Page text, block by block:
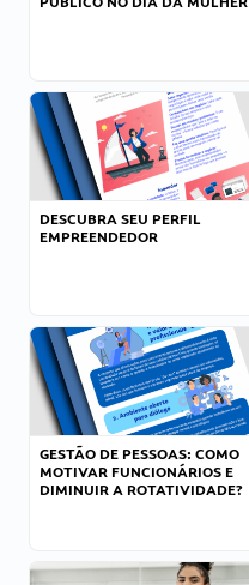
DESCUBRA SEU PERFIL
EMPREENDEDOR
GESTÃO DE PESSOAS: COMO
MOTIVAR FUNCIONÁRIOS E
DIMINUIR A ROTATIVIDADE?